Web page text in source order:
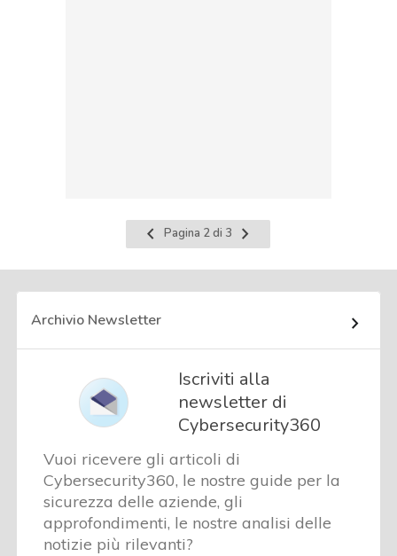
Pagina
precedente
Pagina 2 di 3
Pagina
successiva
Archivio Newsletter
Iscriviti alla
newsletter di
Cybersecurity360
Vuoi ricevere gli articoli di
Cybersecurity360, le nostre guide per la
sicurezza delle aziende, gli
approfondimenti, le nostre analisi delle
notizie più rilevanti?